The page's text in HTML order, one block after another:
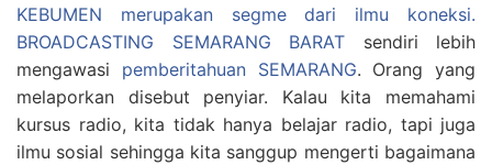
KEBUMEN merupakan segme dari ilmu koneksi.
BROADCASTING SEMARANG BARAT sendiri lebih
mengawasi pemberitahuan SEMARANG. Orang yang
melaporkan disebut penyiar. Kalau kita memahami
kursus radio, kita tidak hanya belajar radio, tapi juga
ilmu sosial sehingga kita sanggup mengerti bagaimana